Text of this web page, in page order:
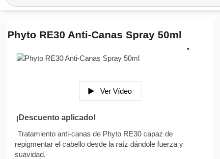
Spray 50ml
Phyto RE30 Anti-Canas Spray 50ml
Ver Vídeo
¡Descuento aplicado!
Tratamiento anti-canas de Phyto RE30 capaz de
repigmentar el cabello desde la raíz dándole fuerza y
suavidad.